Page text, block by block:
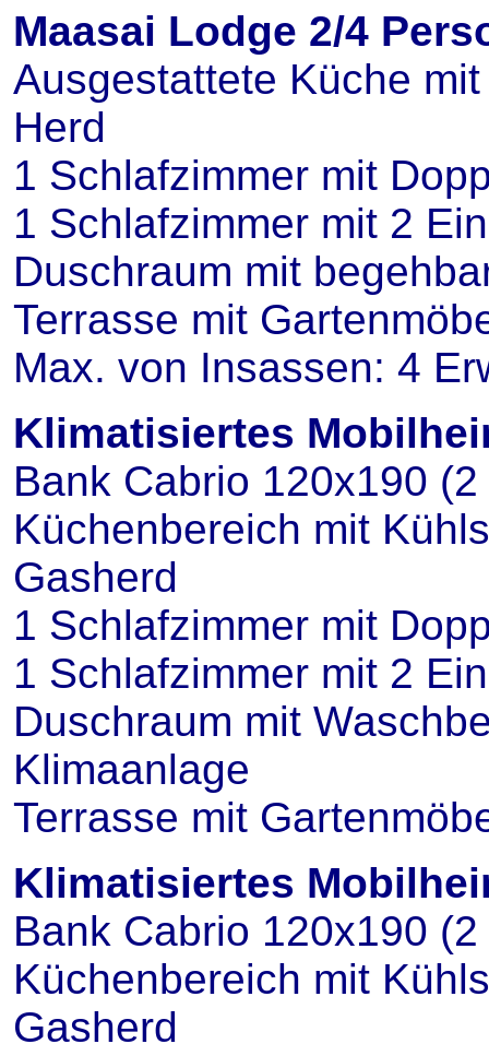
Maasai Lodge 2/4
Ausgestattete Küche
Herd
1 Schlafzimmer mit
1 Schlafzimmer mit 2
Duschraum mit
Terrasse mit
Max. von Insassen: 4
Klimatisiertes
Bank Cabrio 120x190
Küchenbereich mit
Gasherd
1 Schlafzimmer mit
1 Schlafzimmer mit 2
Duschraum mit
Klimaanlage
Terrasse mit
Klimatisiertes
Bank Cabrio 120x190
Küchenbereich mit
Gasherd